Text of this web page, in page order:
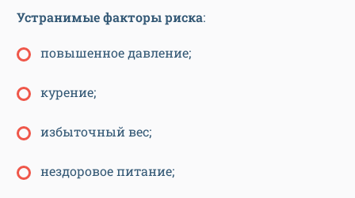
Устранимые факторы риска:
повышенное давление;
курение;
избыточный вес;
нездоровое питание;